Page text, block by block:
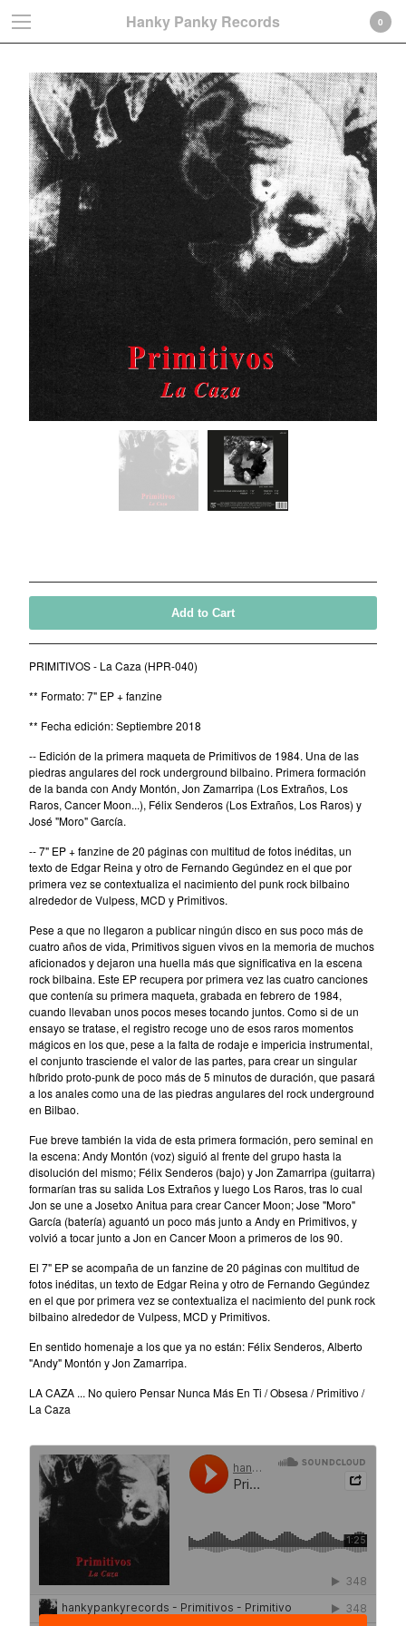
Cart
Products
CD-Gatefold card sleeve
2 LP - Double LP
Artists
Alan Tyler & The Lost Sons Of
Littlefield
Anders & Poncia
Colin Hare
Cosecha Roja
El Bicho
Fariña
Honeybus
John Perry Exile On Main Street
Killigrew
Mabel Joy
Madbil
Nick Haeffner
Paul Williams
Pete Dello
Santiago Delgado y los
Runaway Lovers
Summer Suns
Tesouro
The Dave Rave Group
The Holy Mackerel
The Palace Of Light
The Rockingbirds
The Silos
David Blue
David Blue & The American
Patrol
Winterafter
Cancer Moon
Santi Campos
0
Hanky Panky Records
Add to Cart
PRIMITIVOS - La Caza (HPR-040)
** Formato: 7" EP + fanzine
** Fecha edición: Septiembre 2018
-- Edición de la primera maqueta de Primitivos de 1984. Una de las
piedras angulares del rock underground bilbaino. Primera formación
de la banda con Andy Montón, Jon Zamarripa (Los Extraños, Los
Raros, Cancer Moon...), Félix Senderos (Los Extraños, Los Raros) y
José "Moro" García.
-- 7" EP + fanzine de 20 páginas con multitud de fotos inéditas, un
texto de Edgar Reina y otro de Fernando Gegúndez en el que por
primera vez se contextualiza el nacimiento del punk rock bilbaino
alrededor de Vulpess, MCD y Primitivos.
Pese a que no llegaron a publicar ningún disco en sus poco más de
cuatro años de vida, Primitivos siguen vivos en la memoria de muchos
aficionados y dejaron una huella más que significativa en la escena
rock bilbaina. Este EP recupera por primera vez las cuatro canciones
que contenía su primera maqueta, grabada en febrero de 1984,
cuando llevaban unos pocos meses tocando juntos. Como si de un
ensayo se tratase, el registro recoge uno de esos raros momentos
mágicos en los que, pese a la falta de rodaje e impericia instrumental,
el conjunto trasciende el valor de las partes, para crear un singular
híbrido proto-punk de poco más de 5 minutos de duración, que pasará
a los anales como una de las piedras angulares del rock underground
en Bilbao.
Fue breve también la vida de esta primera formación, pero seminal en
la escena: Andy Montón (voz) siguió al frente del grupo hasta la
disolución del mismo; Félix Senderos (bajo) y Jon Zamarripa (guitarra)
formarían tras su salida Los Extraños y luego Los Raros, tras lo cual
Jon se une a Josetxo Anitua para crear Cancer Moon; Jose "Moro"
García (batería) aguantó un poco más junto a Andy en Primitivos, y
volvió a tocar junto a Jon en Cancer Moon a primeros de los 90.
El 7" EP se acompaña de un fanzine de 20 páginas con multitud de
fotos inéditas, un texto de Edgar Reina y otro de Fernando Gegúndez
en el que por primera vez se contextualiza el nacimiento del punk rock
bilbaino alrededor de Vulpess, MCD y Primitivos.
En sentido homenaje a los que ya no están: Félix Senderos, Alberto
"Andy" Montón y Jon Zamarripa.
LA CAZA ... No quiero Pensar Nunca Más En Ti / Obsesa / Primitivo /
La Caza